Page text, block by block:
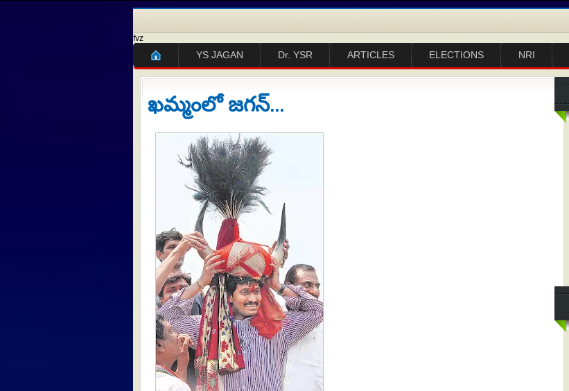
fvz
YS JAGAN Dr. YSR ARTICLES ELECTIONS NRI
ఖమ్మంలో జగన్...